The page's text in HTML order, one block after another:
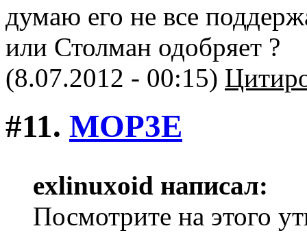
думаю его не все
или Столман одобряет ?
(8.07.2012 - 00:15)
#11. MOP3E
exlinuxoid написал:
Посмотрите на этого